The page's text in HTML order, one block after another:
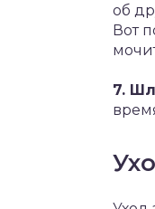
об
Вот
7.